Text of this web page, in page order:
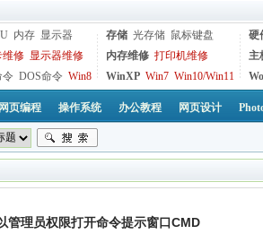
内存 显示器
维修 显示器维修
令 DOS命令 Win8
存储 光存储 鼠标键盘
内存维修 打印机维修
WinXP Win7 Win10/Win11
硬
主
网页编程 操作系统 办公教程 网页设计
管理员权限打开命令提示窗口CMD